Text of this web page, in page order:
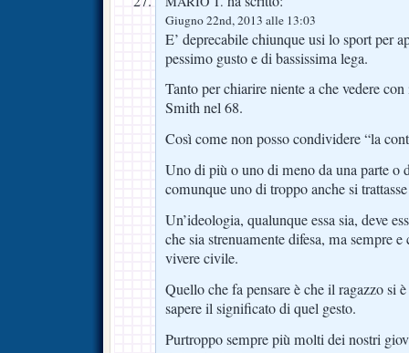
Giugno 22nd, 2013 alle 13:03
E’ deprecabile chiunque usi lo sport per
pessimo gusto e di bassissima lega.
Tanto per chiarire niente a che vedere
Smith nel 68.
Così come non posso condividere “la
Uno di più o uno di meno da una parte o
comunque uno di troppo anche si
Un’ideologia, qualunque essa sia, deve
che sia strenuamente difesa, ma sempre
vivere civile.
Quello che fa pensare è che il ragazzo si
sapere il significato di quel gesto.
Purtroppo sempre più molti dei nostri